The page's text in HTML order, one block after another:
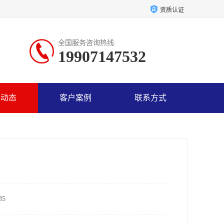
资质认证
全国服务咨询热线:
19907147532
态 客户案例 联系方式